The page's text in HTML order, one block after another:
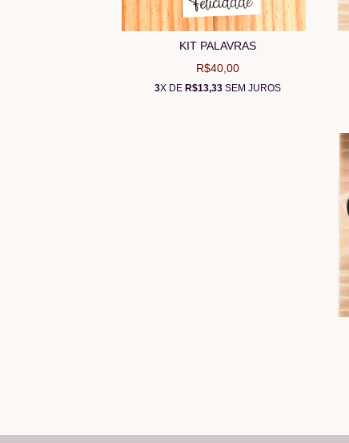
KIT PALAVRAS
R$40,00
3X DE R$13,33 SEM JUROS